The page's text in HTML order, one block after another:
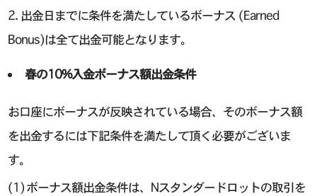
2. 出金日までに条件を満たしているボーナス (Earned
Bonus)は全て出金可能となります。
春の10%入金ボーナス額出金条件
お口座にボーナスが反映されている場合、そのボーナス額
を出金するには下記条件を満たして頂く必要がございま
す。
(1) ボーナス額出金条件は、Nスタンダードロットの取引を